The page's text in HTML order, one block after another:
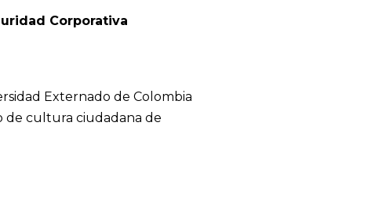
Corporativa
Externado de Colombia
de cultura ciudadana de